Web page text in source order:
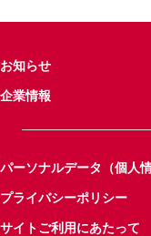
お知らせ
企業情報
パーソナルデータ（個人
プライバシーポリシー
サイトご利用にあたって